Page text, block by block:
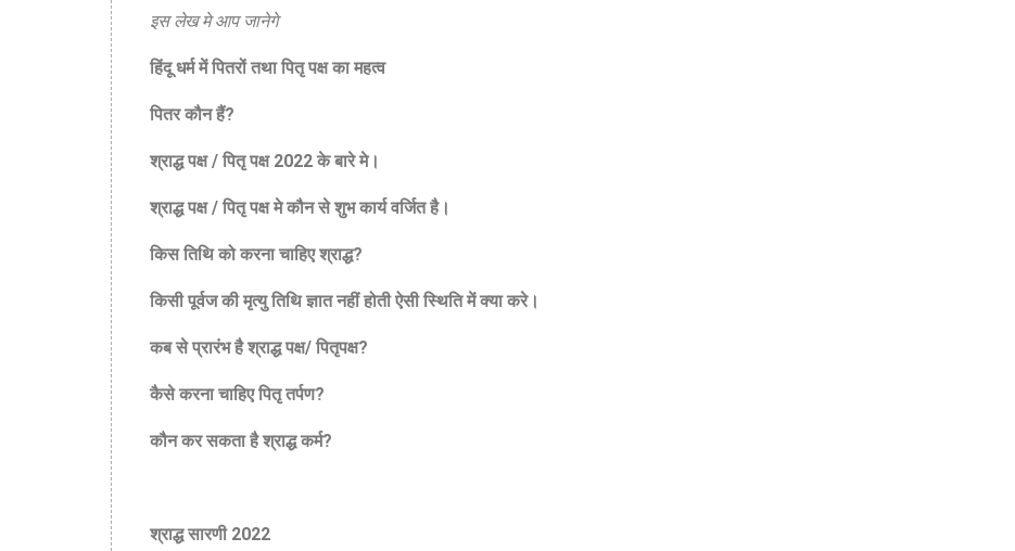
इस लेख मे आप जानेगे
हिंदू धर्म में पितरों तथा पितृ पक्ष का महत्व
पितर कौन हैं?
श्राद्ध पक्ष / पितृ पक्ष 2022 के बारे मे।
श्राद्ध पक्ष / पितृ पक्ष मे कौन से शुभ कार्य वर्जित है।
किस तिथि को करना चाहिए श्राद्ध?
किसी पूर्वज की मृत्यु तिथि ज्ञात नहीं होती ऐसी स्थिति में क्या करे।
कब से प्रारंभ है श्राद्ध पक्ष/ पितृपक्ष?
कैसे करना चाहिए पितृ तर्पण?
कौन कर सकता है श्राद्ध कर्म?
श्राद्ध सारणी 2022